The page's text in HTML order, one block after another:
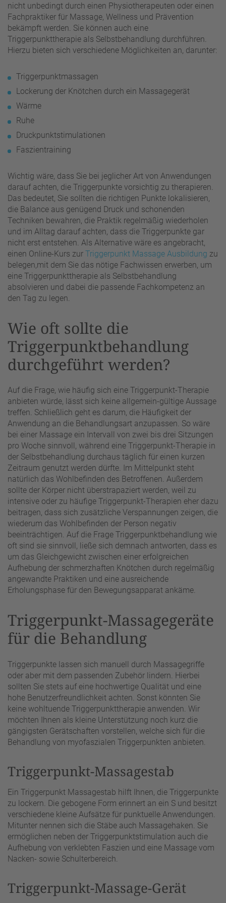
nicht unbedingt durch einen Physiotherapeuten oder einen
Fachpraktiker für Massage, Wellness und Prävention
bekämpft werden. Sie können auch eine
Triggerpunkttherapie als Selbstbehandlung durchführen.
Hierzu bieten sich verschiedene Möglichkeiten an, darunter:
Triggerpunktmassagen
Lockerung der Knötchen durch ein Massagegerät
Wärme
Ruhe
Druckpunktstimulationen
Faszientraining
Wichtig wäre, dass Sie bei jeglicher Art von Anwendungen
darauf achten, die Triggerpunkte vorsichtig zu therapieren.
Das bedeutet, Sie sollten die richtigen Punkte lokalisieren,
die Balance aus genügend Druck und schonenden
Techniken bewahren, die Praktik regelmäßig wiederholen
und im Alltag darauf achten, dass die Triggerpunkte gar
nicht erst entstehen. Als Alternative wäre es angebracht,
einen Online-Kurs zur Triggerpunkt Massage Ausbildung zu
belegen,mit dem Sie das nötige Fachwissen erwerben, um
eine Triggerpunkttherapie als Selbstbehandlung
absolvieren und dabei die passende Fachkompetenz an
den Tag zu legen.
Wie oft sollte die
Triggerpunktbehandlung
durchgeführt werden?
Auf die Frage, wie häufig sich eine Triggerpunkt-Therapie
anbieten würde, lässt sich keine allgemein-gültige Aussage
treffen. Schließlich geht es darum, die Häufigkeit der
Anwendung an die Behandlungsart anzupassen. So wäre
bei einer Massage ein Intervall von zwei bis drei Sitzungen
pro Woche sinnvoll, während eine Triggerpunkt-Therapie in
der Selbstbehandlung durchaus täglich für einen kurzen
Zeitraum genutzt werden dürfte. Im Mittelpunkt steht
natürlich das Wohlbefinden des Betroffenen. Außerdem
sollte der Körper nicht überstrapaziert werden, weil zu
intensive oder zu häufige Triggerpunkt-Therapien eher dazu
beitragen, dass sich zusätzliche Verspannungen zeigen, die
wiederum das Wohlbefinden der Person negativ
beeinträchtigen. Auf die Frage Triggerpunktbehandlung wie
oft sind sie sinnvoll, ließe sich demnach antworten, dass es
um das Gleichgewicht zwischen einer erfolgreichen
Aufhebung der schmerzhaften Knötchen durch regelmäßig
angewandte Praktiken und eine ausreichende
Erholungsphase für den Bewegungsapparat ankäme.
Triggerpunkt-Massagegeräte
für die Behandlung
Triggerpunkte lassen sich manuell durch Massagegriffe
oder aber mit dem passenden Zubehör lindern. Hierbei
sollten Sie stets auf eine hochwertige Qualität und eine
hohe Benutzerfreundlichkeit achten. Sonst könnten Sie
keine wohltuende Triggerpunkttherapie anwenden. Wir
möchten Ihnen als kleine Unterstützung noch kurz die
gängigsten Gerätschaften vorstellen, welche sich für die
Behandlung von myofaszialen Triggerpunkten anbieten.
Triggerpunkt-Massagestab
Ein Triggerpunkt Massagestab hilft Ihnen, die Triggerpunkte
zu lockern. Die gebogene Form erinnert an ein S und besitzt
verschiedene kleine Aufsätze für punktuelle Anwendungen.
Mitunter nennen sich die Stäbe auch Massagehaken. Sie
ermöglichen neben der Triggerpunktstimulation auch die
Aufhebung von verklebten Faszien und eine Massage vom
Nacken- sowie Schulterbereich.
Triggerpunkt-Massage-Gerät